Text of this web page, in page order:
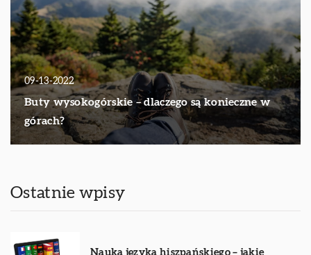
09-13-2022
Buty wysokogórskie – dlaczego są konieczne w
górach?
Ostatnie wpisy
Nauka języka hiszpańskiego – jakie